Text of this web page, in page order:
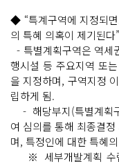
◆ “특계구역에 지정되
의 특혜 의혹이 제기된다
- 특별계획구역은 역세
행시설 등 주요지역 또
을 지정하며, 구역지정
립하게 됨.
- 해당부지(특별계획
여 심의를 통해 최종결
며, 특정인에 대한 특혜
※ 세부개발계획 수